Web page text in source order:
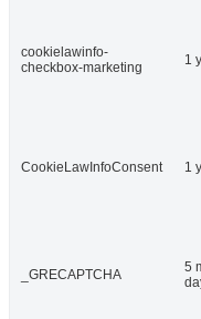
cookielawinfo-
checkbox-marketing
1
CookieLawInfoConsent 1
_GRECAPTCHA
5